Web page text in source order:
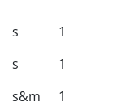
s
1
s
1
s&m
1